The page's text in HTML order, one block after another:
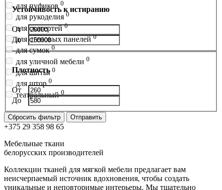
для пуфиков 0
для рукоделия 0
для скатертей 0
для стеновых панелей 0
для сумок 0
для уличной мебели 0
для шитья 0
для штор 0
театральный 0
Устойчивость к истиранию
От
До
Плотность
От
До
Сбросить фильтр Отправить
+375 29 358 98 65
Мебельные ткани
белорусских производителей
Коллекции тканей для мягкой мебели предлагает вам
неисчерпаемый источник вдохновения, чтобы создать
уникальные и неповторимые интерьеры. Мы тщательно